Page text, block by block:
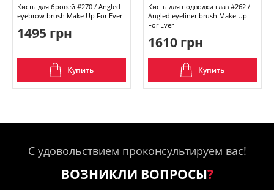
Кисть для бровей #270 / Angled
eyebrow brush Make Up For Ever
1495 грн
Купить
Кисть для подводки глаз #262 /
Angled eyeliner brush Make Up
For Ever
1610 грн
Купить
С удовольствием проконсультируем вас!
ВОЗНИКЛИ ВОПРОСЫ?